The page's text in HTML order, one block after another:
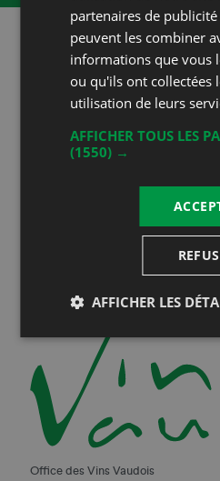
Restez au courant!
Suivez-nous sur les réseaux sociaux!
Inscrivez-vous à notre
Vous serez informé de toutes nos
Office des Vins Vaudois
partenaires de
peuvent les combiner
informations que vous
ou qu'ils ont collectées
utilisation de leurs
AFFICHER TOUS LES
(1550) →
AFFICHER LES